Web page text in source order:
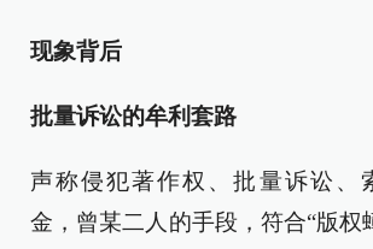
现象背后
批量诉讼的牟利套路
声称侵犯著作权、批量诉讼、
金，曾某二人的手段，符合“版权